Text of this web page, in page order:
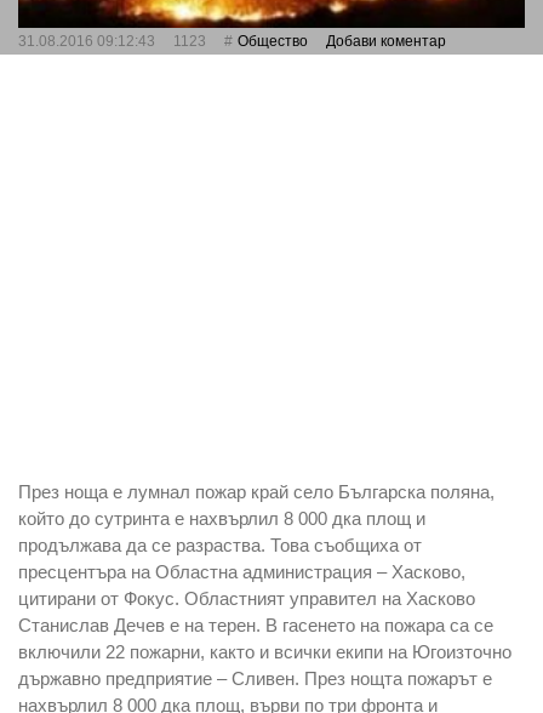
31.08.2016 09:12:43 1123 Общество Добави коментар
През ноща е лумнал пожар край село Българска поляна,
който до сутринта е нахвърлил 8 000 дка площ и
продължава да се разраства. Това съобщиха от
пресцентъра на Областна администрация – Хасково,
цитирани от Фокус. Областният управител на Хасково
Станислав Дечев е на терен. В гасенето на пожара са се
включили 22 пожарни, както и всички екипи на Югоизточно
държавно предприятие – Сливен. През нощта пожарът е
нахвърлил 8 000 дка площ, върви по три фронта и